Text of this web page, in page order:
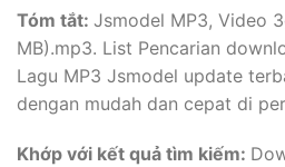
Tóm tắt: Jsmodel MP3, Video
MB).mp3. List Pencarian
Lagu MP3 Jsmodel update
dengan mudah dan cepat di
Khớp với kết quả tìm kiếm: